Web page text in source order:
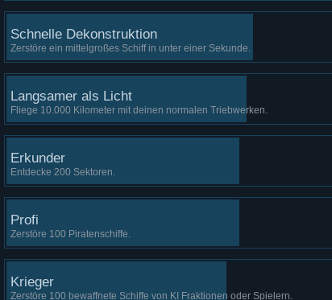
Schnelle Dekonstruktion
Zerstöre ein mittelgroßes Schiff in unter einer Sekunde.
Langsamer als Licht
Fliege 10.000 Kilometer mit deinen normalen Triebwerken.
Erkunder
Entdecke 200 Sektoren.
Profi
Zerstöre 100 Piratenschiffe.
Krieger
Zerstöre 100 bewaffnete Schiffe von KI Fraktionen oder Spielern.